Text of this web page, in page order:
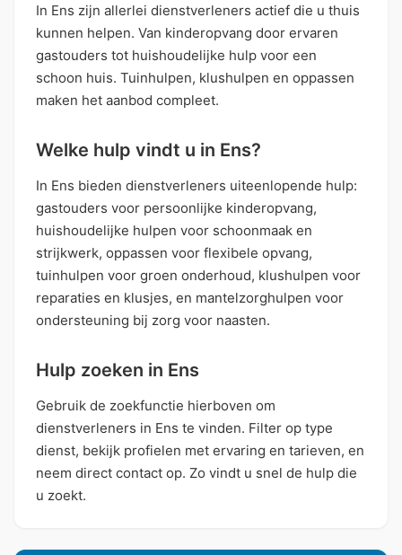
In Ens zijn allerlei dienstverleners actief die u thuis
kunnen helpen. Van kinderopvang door ervaren
gastouders tot huishoudelijke hulp voor een
schoon huis. Tuinhulpen, klushulpen en oppassen
maken het aanbod compleet.
Welke hulp vindt u in Ens?
In Ens bieden dienstverleners uiteenlopende hulp:
gastouders voor persoonlijke kinderopvang,
huishoudelijke hulpen voor schoonmaak en
strijkwerk, oppassen voor flexibele opvang,
tuinhulpen voor groen onderhoud, klushulpen voor
reparaties en klusjes, en mantelzorghulpen voor
ondersteuning bij zorg voor naasten.
Hulp zoeken in Ens
Gebruik de zoekfunctie hierboven om
dienstverleners in Ens te vinden. Filter op type
dienst, bekijk profielen met ervaring en tarieven, en
neem direct contact op. Zo vindt u snel de hulp die
u zoekt.